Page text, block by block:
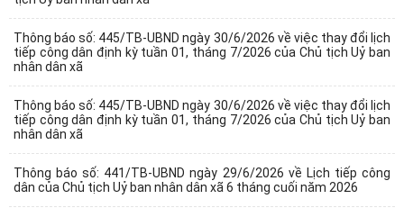
Thông báo số: 445/TB-UBND ngày 30/6/2026 về việc thay đổi lịch
tiếp công dân định kỳ tuần 01, tháng 7/2026 của Chủ tịch Uỷ ban
nhân dân xã
Thông báo số: 445/TB-UBND ngày 30/6/2026 về việc thay đổi lịch
tiếp công dân định kỳ tuần 01, tháng 7/2026 của Chủ tịch Uỷ ban
nhân dân xã
Thông báo số: 441/TB-UBND ngày 29/6/2026 về Lịch tiếp công
dân của Chủ tịch Uỷ ban nhân dân xã 6 tháng cuối năm 2026